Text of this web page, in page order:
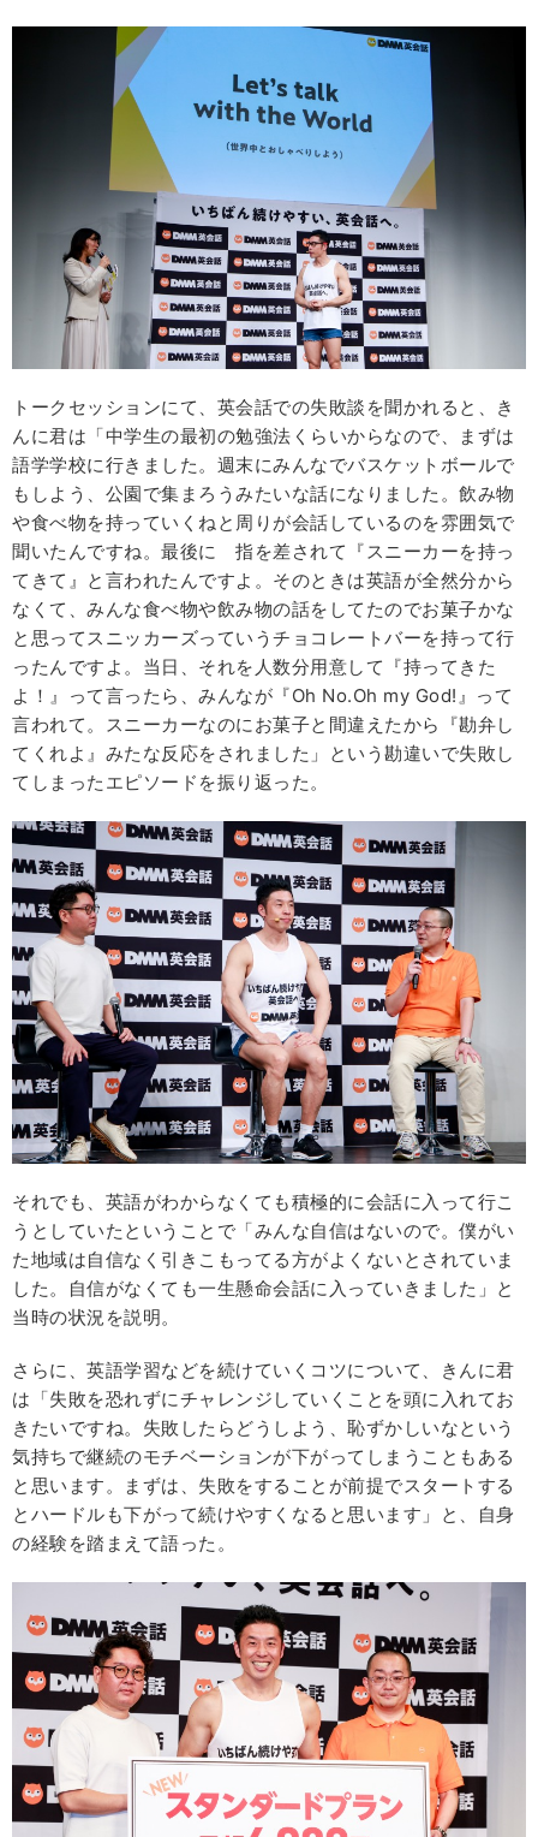
トークセッションにて、英会話での失敗談を聞かれると、き
んに君は「中学生の最初の勉強法くらいからなので、まずは
語学学校に行きました。週末にみんなでバスケットボールで
もしよう、公園で集まろうみたいな話になりました。飲み物
や食べ物を持っていくねと周りが会話しているのを雰囲気で
聞いたんですね。最後に 指を差されて『スニーカーを持っ
てきて』と言われたんですよ。そのときは英語が全然分から
なくて、みんな食べ物や飲み物の話をしてたのでお菓子かな
と思ってスニッカーズっていうチョコレートバーを持って行
ったんですよ。当日、それを人数分用意して『持ってきた
よ！』って言ったら、みんなが『Oh No.Oh my God!』って
言われて。スニーカーなのにお菓子と間違えたから『勘弁し
てくれよ』みたな反応をされました」という勘違いで失敗し
てしまったエピソードを振り返った。
それでも、英語がわからなくても積極的に会話に入って行こ
うとしていたということで「みんな自信はないので。僕がい
た地域は自信なく引きこもってる方がよくないとされていま
した。自信がなくても一生懸命会話に入っていきました」と
当時の状況を説明。
さらに、英語学習などを続けていくコツについて、きんに君
は「失敗を恐れずにチャレンジしていくことを頭に入れてお
きたいですね。失敗したらどうしよう、恥ずかしいなという
気持ちで継続のモチベーションが下がってしまうこともある
と思います。まずは、失敗をすることが前提でスタートする
とハードルも下がって続けやすくなると思います」と、自身
の経験を踏まえて語った。